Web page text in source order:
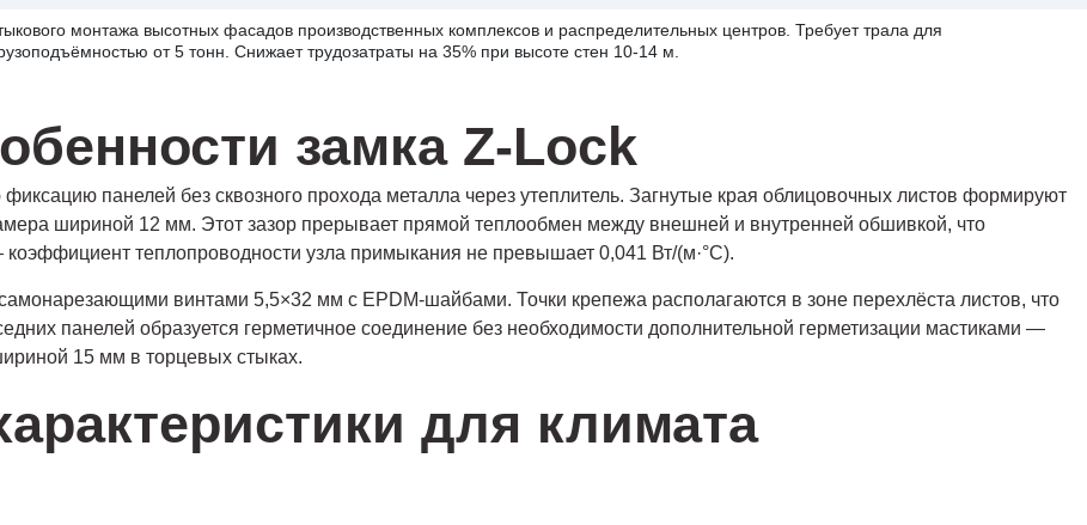
монтажа высотных фасадов производственных комплексов и распределительных центров. Требует трала для
от 5 тонн. Снижает трудозатраты на 35% при высоте стен 10-14 м.
замка Z-Lock
панелей без сквозного прохода металла через утеплитель. Загнутые края облицовочных листов формируют
шириной 12 мм. Этот зазор прерывает прямой теплообмен между внешней и внутренней обшивкой, что
теплопроводности узла примыкания не превышает 0,041 Вт/(м·°С).
винтами 5,5×32 мм с EPDM-шайбами. Точки крепежа располагаются в зоне перехлёста листов, что
панелей образуется герметичное соединение без необходимости дополнительной герметизации мастиками —
15 мм в торцевых стыках.
для климата